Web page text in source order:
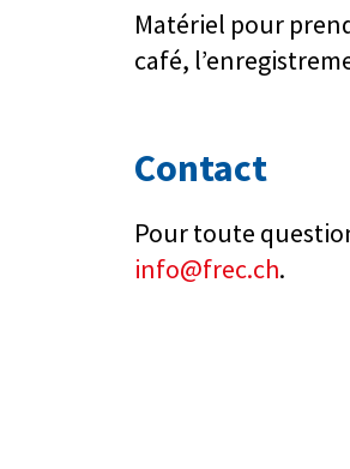
Matériel pour
café,
Contact
Pour toute
info@frec.ch.